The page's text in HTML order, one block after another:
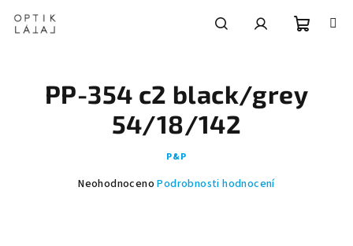
obsah
košík
PP-354 c2 black/grey
54/18/142
P&P
Průměrné
Neohodnoceno Podrobnosti hodnocení